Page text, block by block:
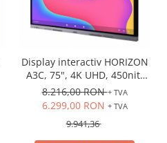
Display interactiv HORIZON
A3C, 75", 4K UHD, 450nit,
VA
8.216,00 RON+ TVA
6.299,00 RON + TVA
9.941,36